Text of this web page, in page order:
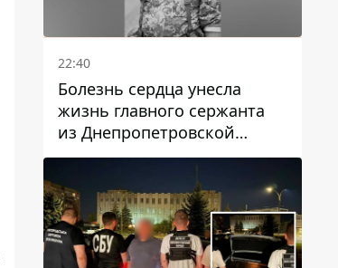
22:40
Болезнь сердца унесла
жизнь главного сержанта
из Днепропетровской
области Юрия Свистуна